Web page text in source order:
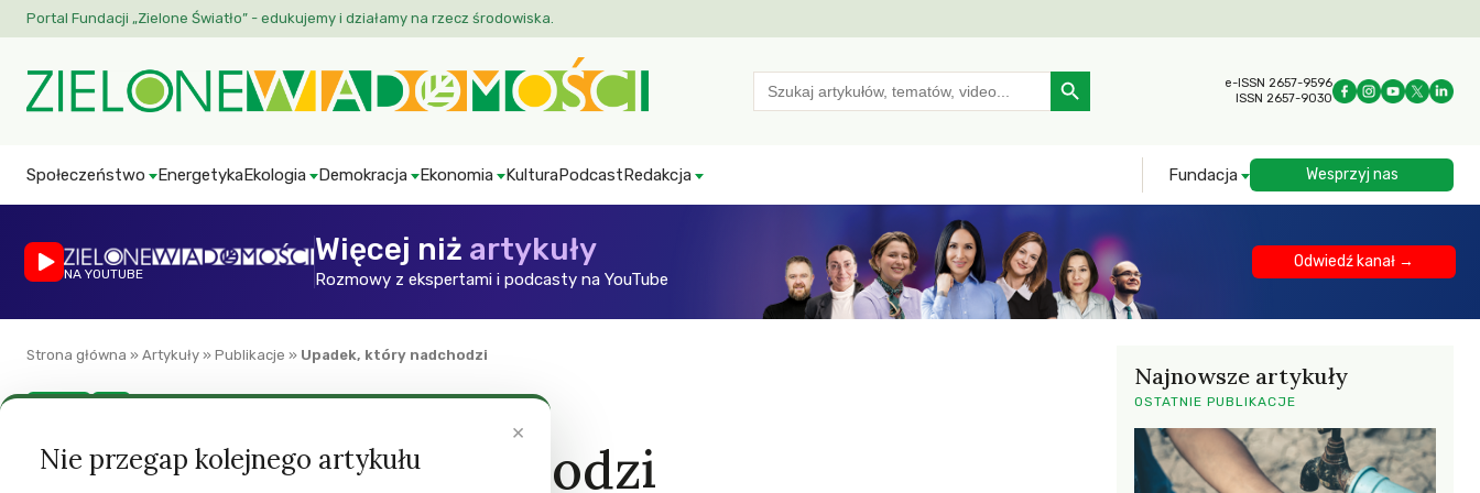
Portal Fundacji „Zielone Światło” - edukujemy i działamy na rzecz środowiska.
Search
for:
Search Button
e-ISSN 2657-9596
ISSN 2657-9030
Społeczeństwo EnergetykaEkologia Demokracja Ekonomia KulturaPodcastRedakcja Fundacja Wesprzyj nas
NA YOUTUBE
Więcej niż artykuły
Rozmowy z ekspertami i podcasty na YouTube
Odwiedź kanał →
Strona główna » Artykuły » Publikacje » Upadek, który nadchodzi
Upadek, który nadchodzi
Najnowsze artykuły
OSTATNIE PUBLIKACJE
×
Nie przegap kolejnego artykułu